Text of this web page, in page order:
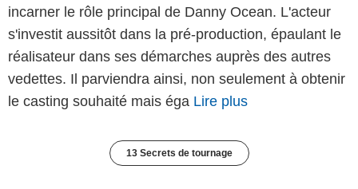
incarner le rôle principal de Danny Ocean. L'acteur
s'investit aussitôt dans la pré-production, épaulant le
réalisateur dans ses démarches auprès des autres
vedettes. Il parviendra ainsi, non seulement à obtenir
le casting souhaité mais éga Lire plus
13 Secrets de tournage